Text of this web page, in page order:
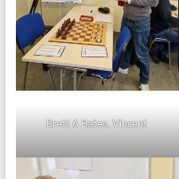
Brett 6 Bates, Vincent